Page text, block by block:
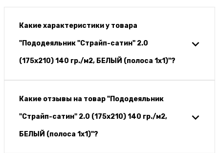
Какие характеристики у товара
"Пододеяльник "Страйп-сатин" 2.0
(175х210) 140 гр./м2, БЕЛЫЙ (полоса 1х1)"?
Какие отзывы на товар "Пододеяльник
"Страйп-сатин" 2.0 (175х210) 140 гр./м2,
БЕЛЫЙ (полоса 1х1)"?